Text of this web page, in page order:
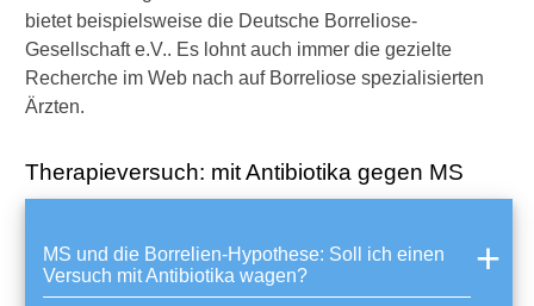
bietet beispielsweise die Deutsche Borreliose-
Gesellschaft e.V.. Es lohnt auch immer die gezielte
Recherche im Web nach auf Borreliose spezialisierten
Ärzten.
Therapieversuch: mit Antibiotika gegen MS
MS und die Borrelien-Hypothese: Soll ich einen
Versuch mit Antibiotika wagen?
Plasmapherese
Ablauf
Einsatz bei MS: für wen
S
t